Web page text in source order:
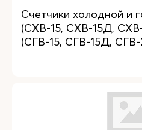
Счетчики холодной и
(СХВ-15, СХВ-15Д,
(СГВ-15, СГВ-15Д,